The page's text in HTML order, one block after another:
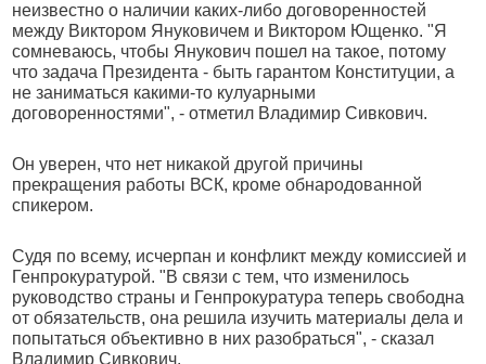
неизвестно о наличии каких-либо договоренностей
между Виктором Януковичем и Виктором Ющенко. "Я
сомневаюсь, чтобы Янукович пошел на такое, потому
что задача Президента - быть гарантом Конституции, а
не заниматься какими-то кулуарными
договоренностями", - отметил Владимир Сивкович.
Он уверен, что нет никакой другой причины
прекращения работы ВСК, кроме обнародованной
спикером.
Судя по всему, исчерпан и конфликт между комиссией и
Генпрокуратурой. "В связи с тем, что изменилось
руководство страны и Генпрокуратура теперь свободна
от обязательств, она решила изучить материалы дела и
попытаться объективно в них разобраться", - сказал
Владимир Сивкович.